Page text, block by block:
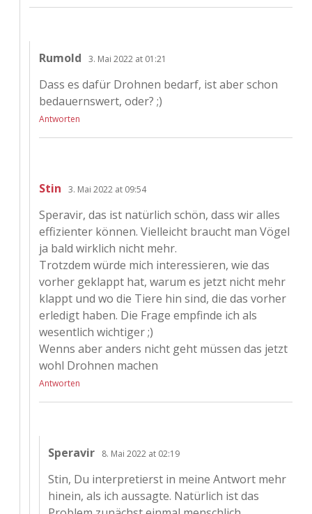
Rumold 3. Mai 2022 at 01:21
Dass es dafür Drohnen bedarf, ist aber schon
bedauernswert, oder? ;)
Antworten
Stin 3. Mai 2022 at 09:54
Speravir, das ist natürlich schön, dass wir alles
effizienter können. Vielleicht braucht man Vögel
ja bald wirklich nicht mehr.
Trotzdem würde mich interessieren, wie das
vorher geklappt hat, warum es jetzt nicht mehr
klappt und wo die Tiere hin sind, die das vorher
erledigt haben. Die Frage empfinde ich als
wesentlich wichtiger ;)
Wenns aber anders nicht geht müssen das jetzt
wohl Drohnen machen
Antworten
Speravir 8. Mai 2022 at 02:19
Stin, Du interpretierst in meine Antwort mehr
hinein, als ich aussagte. Natürlich ist das